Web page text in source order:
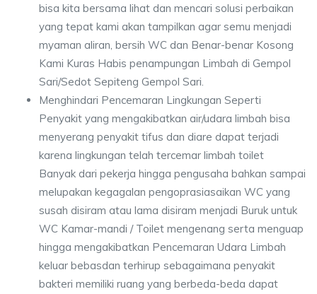
bisa kita bersama lihat dan mencari solusi perbaikan
yang tepat kami akan tampilkan agar semu menjadi
myaman aliran, bersih WC dan Benar-benar Kosong
Kami Kuras Habis penampungan Limbah di Gempol
Sari/Sedot Sepiteng Gempol Sari.
Menghindari Pencemaran Lingkungan Seperti
Penyakit yang mengakibatkan air/udara limbah bisa
menyerang penyakit tifus dan diare dapat terjadi
karena lingkungan telah tercemar limbah toilet
Banyak dari pekerja hingga pengusaha bahkan sampai
melupakan kegagalan pengoprasiasaikan WC yang
susah disiram atau lama disiram menjadi Buruk untuk
WC Kamar-mandi / Toilet mengenang serta menguap
hingga mengakibatkan Pencemaran Udara Limbah
keluar bebasdan terhirup sebagaimana penyakit
bakteri memiliki ruang yang berbeda-beda dapat